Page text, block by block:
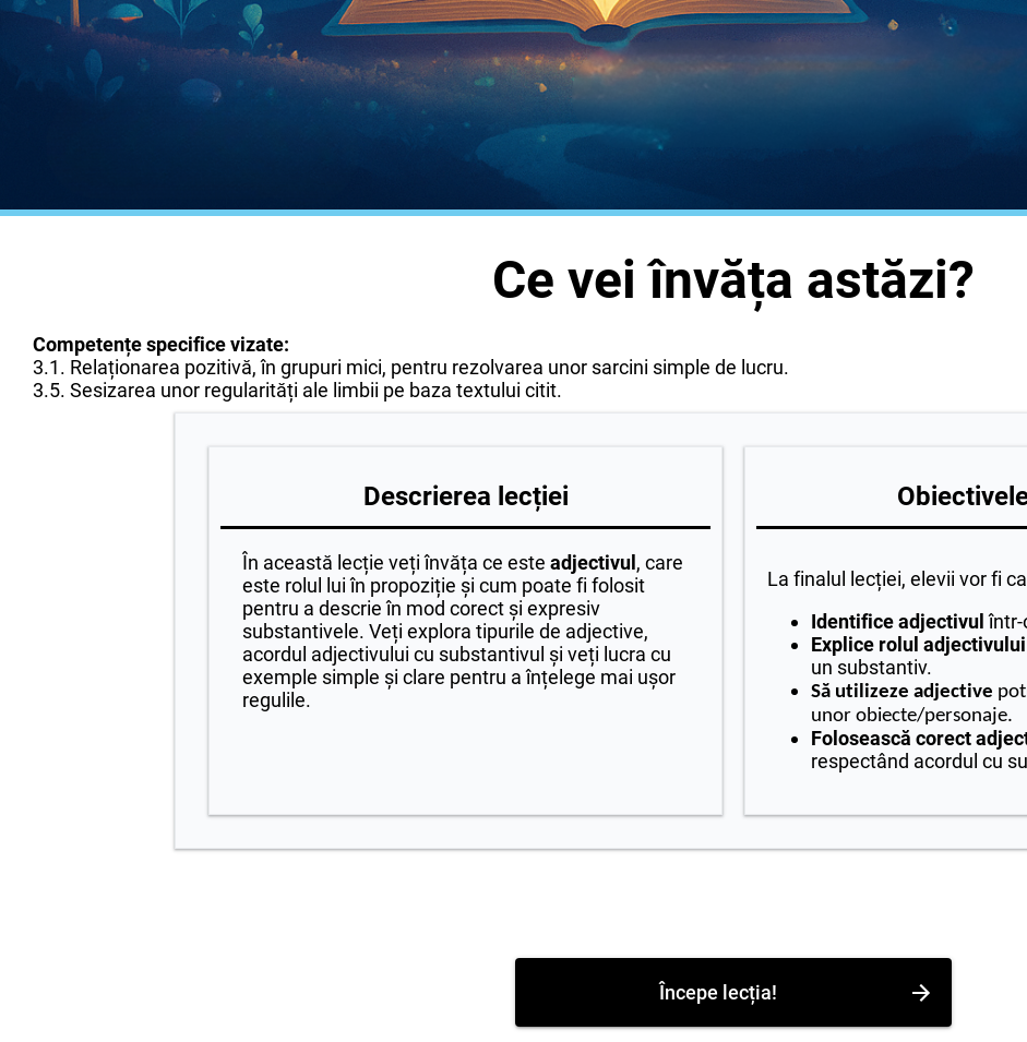
Ce vei învăța astăzi?
Competențe specifice vizate:
3.1. Relaționarea pozitivă, în grupuri mici, pentru rezolvarea unor sarcini simple de lucru.
3.5. Sesizarea unor regularități ale limbii pe baza textului citit.
Descrierea lecției
În această lecție veți învăța ce este adjectivul , care
este rolul lui în propoziție și cum poate fi folosit
pentru a descrie în mod corect și expresiv
substantivele. Veți explora tipurile de adjective,
acordul adjectivului cu substantivul și veți lucra cu
exemple simple și clare pentru a înțelege mai ușor
regulile.
La finalul lecției, elevii vor fi
Identifice adjectivul într-
Explice rolul adjectivului
un substantiv.
Să utilizeze adjective
unor obiecte/personaje.
Folosească corect
respectând acordul cu
Începe lecția!